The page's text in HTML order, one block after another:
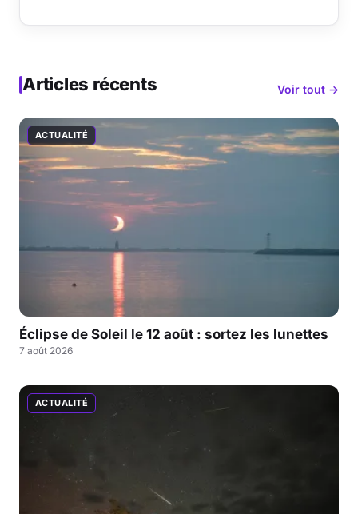
Articles récents Voir tout →
ACTUALITÉ
Éclipse de Soleil le 12 août : sortez les lunettes
7 août 2026
ACTUALITÉ